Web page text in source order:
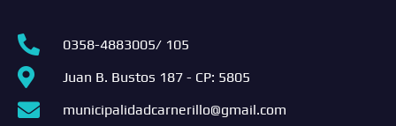
0358-4883005/ 105
Juan B. Bustos 187 - CP: 5805
municipalidadcarnerillo@gmail.com